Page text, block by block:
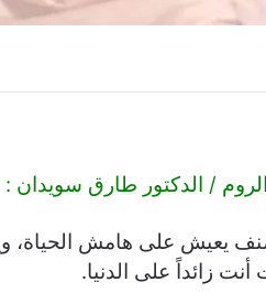
/ الدكتور طارق سويدان :
يعيش على هامش الحياة،
زائداً على الدنيا.